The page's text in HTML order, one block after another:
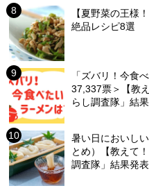
【夏野菜の王様
絶品レシピ8選
「ズバリ！今食
37,337票＞【教
らし調査隊」結
暑い日においし
とめ）【教えて
調査隊」結果発表